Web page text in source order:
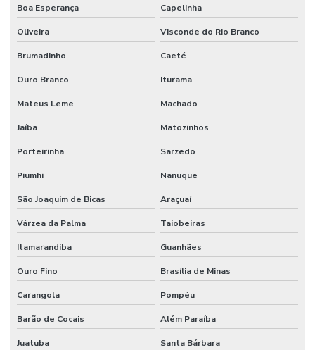
Tubulação hidraulica industrial
Valor de projeto de combate a incêndio
Valor projeto preventivo de incêndio
Boa Esperança Capelinha
Oliveira Visconde do Rio Branco
Brumadinho Caeté
Ouro Branco Iturama
Mateus Leme Machado
Jaíba Matozinhos
Porteirinha Sarzedo
Piumhi Nanuque
São Joaquim de Bicas Araçuaí
Várzea da Palma Taiobeiras
Itamarandiba Guanhães
Ouro Fino Brasília de Minas
Carangola Pompéu
Barão de Cocais Além Paraíba
Juatuba Santa Bárbara